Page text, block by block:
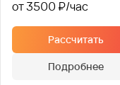
от 3500 ₽
Рассчитать
Подробнее